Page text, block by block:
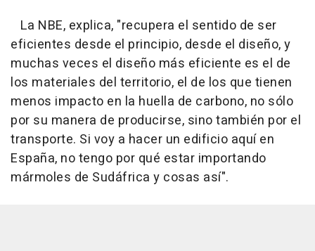
La NBE, explica, "recupera el sentido de ser
eficientes desde el principio, desde el diseño, y
muchas veces el diseño más eficiente es el de
los materiales del territorio, el de los que tienen
menos impacto en la huella de carbono, no sólo
por su manera de producirse, sino también por el
transporte. Si voy a hacer un edificio aquí en
España, no tengo por qué estar importando
mármoles de Sudáfrica y cosas así".